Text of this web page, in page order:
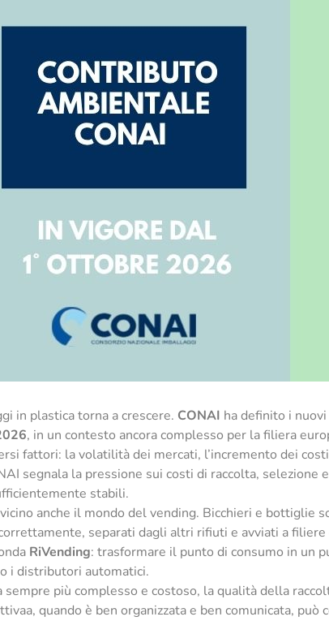
in plastica torna a crescere. CONAI ha definito i
, in un contesto ancora complesso per la filiera
fattori: la volatilità dei mercati, l’incremento dei
segnala la pressione sui costi di raccolta,
stabili.
anche il mondo del vending. Bicchieri e
separati dagli altri rifiuti e avviati a
RiVending: trasformare il punto di consumo in un
i distributori automatici.
più complesso e costoso, la qualità della
quando è ben organizzata e ben comunicata,